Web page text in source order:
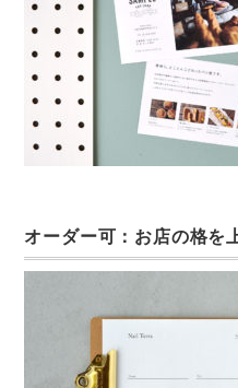
オーダー可：お店の格を